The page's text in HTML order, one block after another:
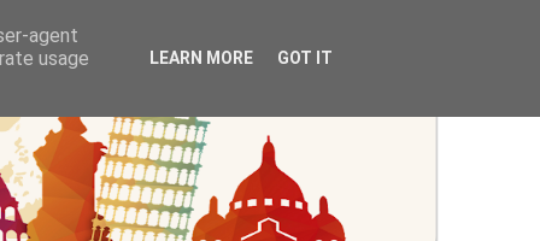
agent
usage
LEARN MORE GOT IT